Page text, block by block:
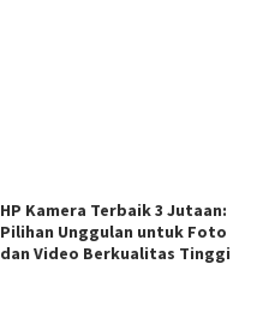
HP Kamera Terbaik 3 Jutaan:
Pilihan Unggulan untuk Foto
dan Video Berkualitas Tinggi